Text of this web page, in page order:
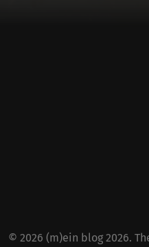
© 2026 (m)ein blog 2026.